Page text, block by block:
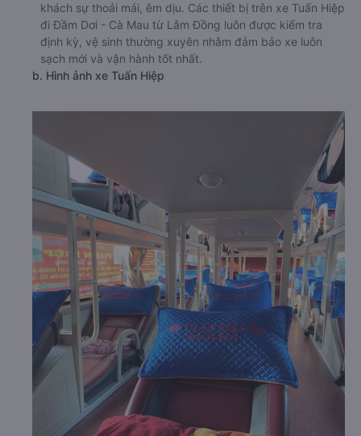
khách sự thoải mái, êm dịu. Các thiết bị trên xe Tuấn Hiệp
đi Đầm Dơi - Cà Mau từ Lâm Đồng luôn được kiểm tra
định kỳ, vệ sinh thường xuyên nhằm đảm bảo xe luôn
sạch mới và vận hành tốt nhất.
b. Hình ảnh xe Tuấn Hiệp